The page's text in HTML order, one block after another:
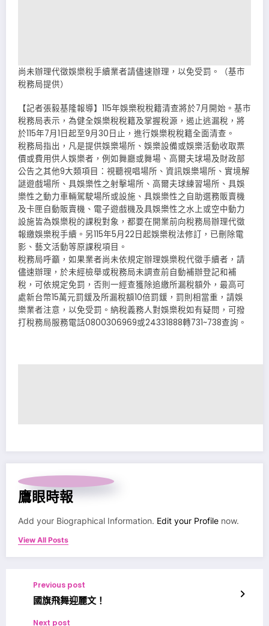
尚未辦理代徵娛樂稅手續業者請儘速辦理，以免受罰。（基市
稅務局提供）
【記者張毅基隆報導】115年娛樂稅稅籍清查將於7月開始。基市
稅務局表示，為健全娛樂稅稅籍及掌握稅源，遏止逃漏稅，將
於115年7月1日起至9月30日止，進行娛樂稅稅籍全面清查。
稅務局指出，凡是提供娛樂場所、娛樂設備或娛樂活動收取票
價或費用供人娛樂者，例如舞廳或舞場、高爾夫球場及財政部
公告之其他9大類項目：視聽視唱場所、資訊娛樂場所、實境解
謎遊戲場所、具娛樂性之射擊場所、高爾夫球練習場所、具娛
樂性之動力車輛駕駛場所或設施、具娛樂性之自助選務販賣機
及卡匣自動販賣機、電子遊戲機及具娛樂性之水上或空中動力
設施皆為娛樂稅的課稅對象，都要在開業前向稅務局辦理代徵
報繳娛樂稅手續。另115年5月22日起娛樂稅法修訂，已刪除電
影、藝文活動等原課稅項目。
稅務局呼籲，如果業者尚未依規定辦理娛樂稅代徵手續者，請
儘速辦理，於未經檢舉或稅務局未調查前自動補辦登記和補
稅，可依規定免罰，否則一經查獲除追繳所漏稅額外，最高可
處新台幣15萬元罰鍰及所漏稅額10倍罰鍰，罰則相當重，請娛
樂業者注意，以免受罰。納稅義務人對娛樂稅如有疑問，可撥
打稅務局服務電話0800306969或24331888轉731~738查詢。
鷹眼時報
Add your Biographical Information. Edit your Profile now.
View All Posts
Previous post
國旗飛舞迎麗文！
Next post